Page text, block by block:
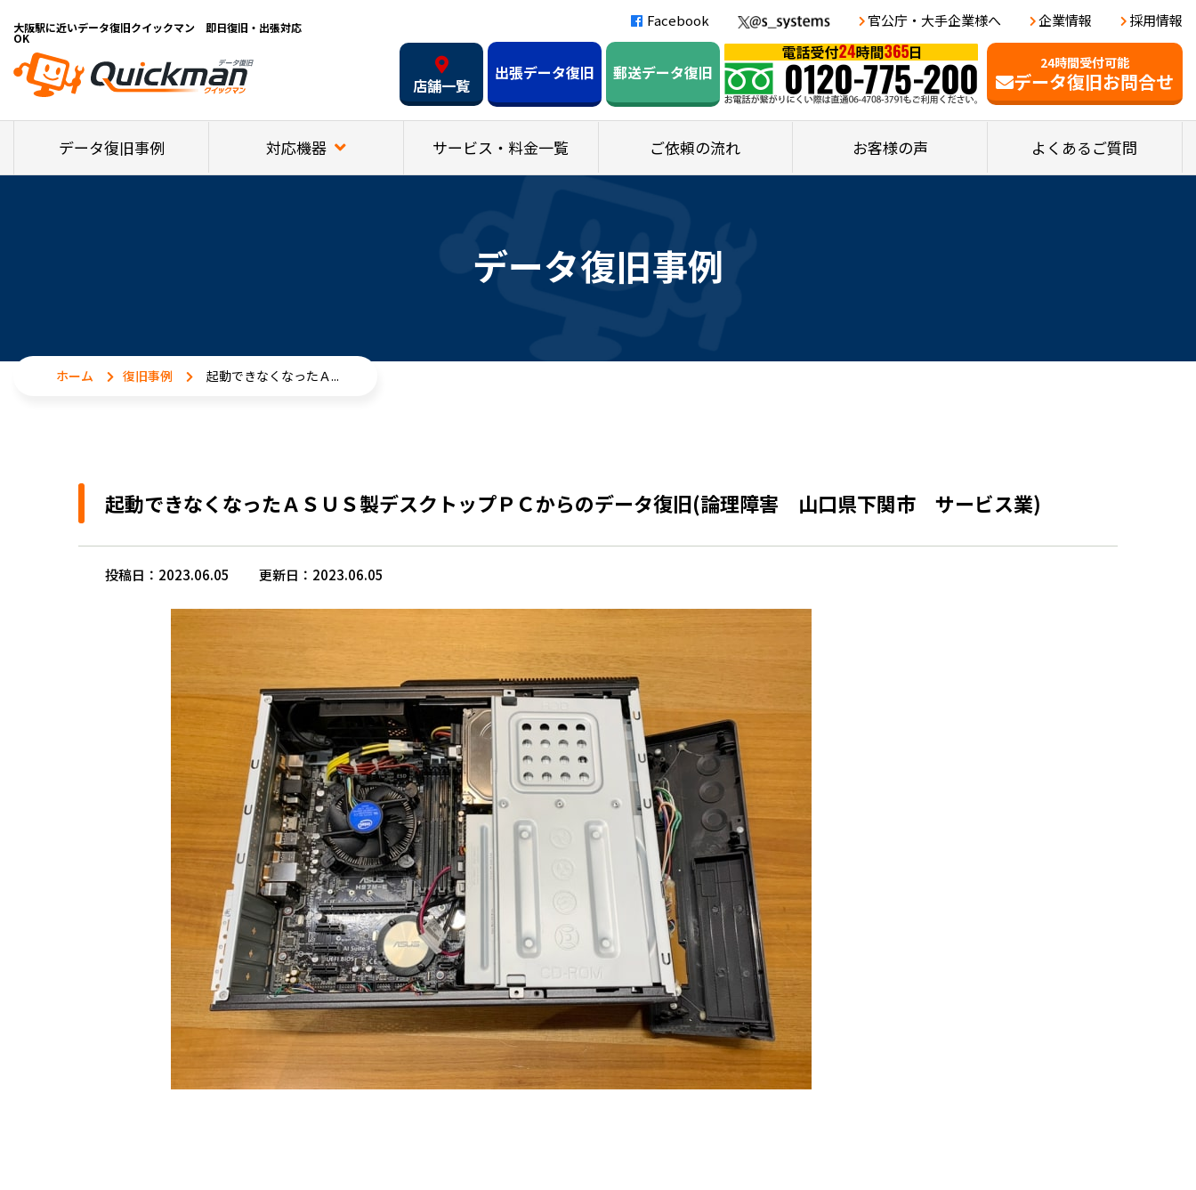
大阪駅に近いデータ復旧クイックマン 即日復旧・出張対応
OK
Facebook 官公庁・大手企業様へ 企業情報 採用情報
24時間受付可能
データ復旧お問合せ
店舗一覧
出張データ復旧 郵送データ復旧
データ復旧事例 対応機器 サービス・料金一覧 ご依頼の流れ お客様の声 よくあるご質問
データ復旧事例
ホーム 復旧事例 起動できなくなったＡ...
起動できなくなったＡＳＵＳ製デスクトップＰＣからのデータ復旧(論理障害 山口県下関市 サービス業)
投稿日：2023.06.05 更新日：2023.06.05